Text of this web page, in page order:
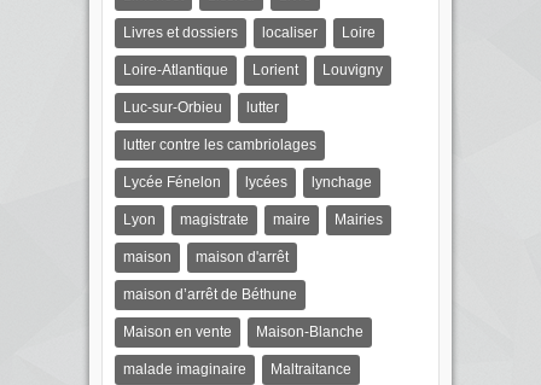
Livres et dossiers localiser Loire
Loire-Atlantique Lorient Louvigny
Luc-sur-Orbieu lutter
lutter contre les cambriolages
Lycée Fénelon lycées lynchage
Lyon magistrate maire Mairies
maison maison d'arrêt
maison d’arrêt de Béthune
Maison en vente Maison-Blanche
malade imaginaire Maltraitance